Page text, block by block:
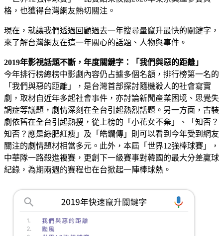
格，也獲得台灣網友熱切關注。
現在，就讓我們透過回顧過去一年搜尋量竄升最快的關鍵字，
來了解台灣網友在這一年關心的話題、人物與事件。
2019年影視話題不斷，年度關鍵字：「我們與惡的距離」
今年排行榜總榜中影劇內容仍占據多個名額，排行榜第一名的
「我們與惡的距離」，是台灣首部探討隨機殺人的社會寫實
劇，取材自近年多起社會事件，亦討論新聞產業困境、思覺失
調症等議題，劇情深刻在全台引起熱烈話題。另一方面，古裝
劇依舊在全台引起熱搜，從上榜的「小花女不棄」、「知否？
知否？應是綠肥紅瘦」及「皓鑭傳」則可以看到今年受到網友
關注的劇情題材相當多元。此外，本屆「世界12強棒球賽」，
中華隊一路殺進複賽，更創下一級賽事對韓國的最大分差贏球
紀錄，為期兩週的賽程也在台掀起一陣棒球熱。